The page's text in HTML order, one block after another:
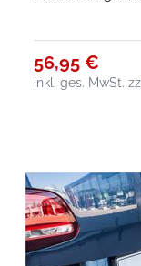
56,95 €
inkl. ges. MwSt.